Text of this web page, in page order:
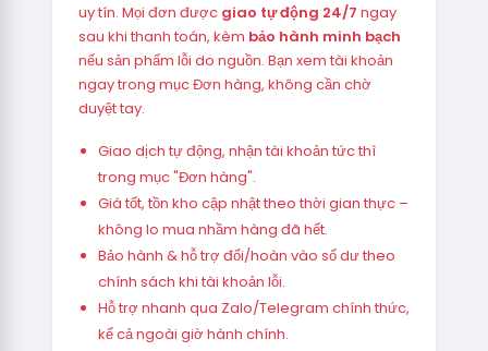
uy tín. Mọi đơn được giao tự động 24/7 ngay
sau khi thanh toán, kèm bảo hành minh bạch
nếu sản phẩm lỗi do nguồn. Bạn xem tài khoản
ngay trong mục Đơn hàng, không cần chờ
duyệt tay.
Giao dịch tự động, nhận tài khoản tức thì
trong mục "Đơn hàng".
Giá tốt, tồn kho cập nhật theo thời gian thực –
không lo mua nhầm hàng đã hết.
Bảo hành & hỗ trợ đổi/hoàn vào số dư theo
chính sách khi tài khoản lỗi.
Hỗ trợ nhanh qua Zalo/Telegram chính thức,
kể cả ngoài giờ hành chính.